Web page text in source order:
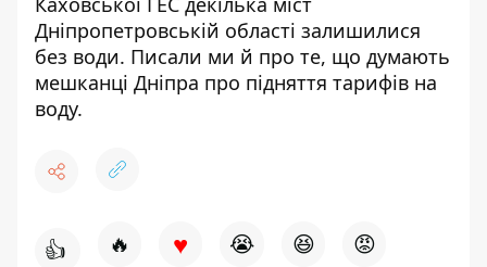
Дніпропетровській області залишилися
без води. Писали ми й про те, що думають
мешканці Дніпра про підняття тарифів на
воду.
👍 🔥 ♥ 😭 😆 😡